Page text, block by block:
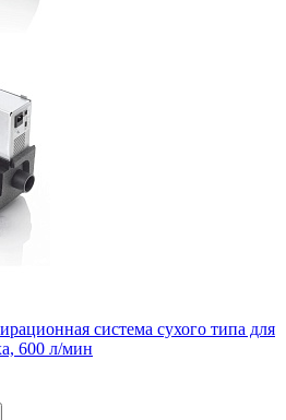
система сухого типа для
600 л/мин